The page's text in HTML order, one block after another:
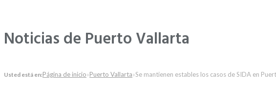
Noticias de Puerto Vallarta
Usted está en:Página de inicio»Puerto Vallarta»Se mantienen estables los casos de SIDA en